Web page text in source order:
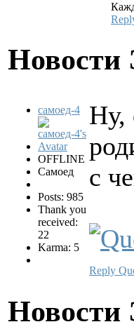
Новости
самоед-4
OFFLINE
Самоед
Posts: 985
Thank you
received:
22
Karma: 5
Ну,
с
Reply
Новости